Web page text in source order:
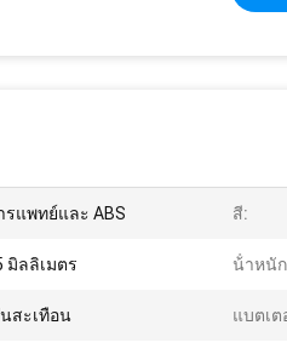
แพทย์และ ABS สี:
มิลลิเมตร น้ําหนั
สะเทือน แบตเต